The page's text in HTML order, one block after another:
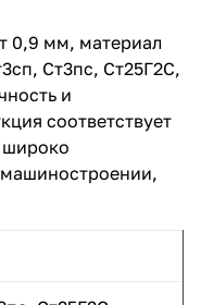
0,9 мм, материал
Ст3пс, Ст25Г2С,
и
соответствует
широко
машиностроении,